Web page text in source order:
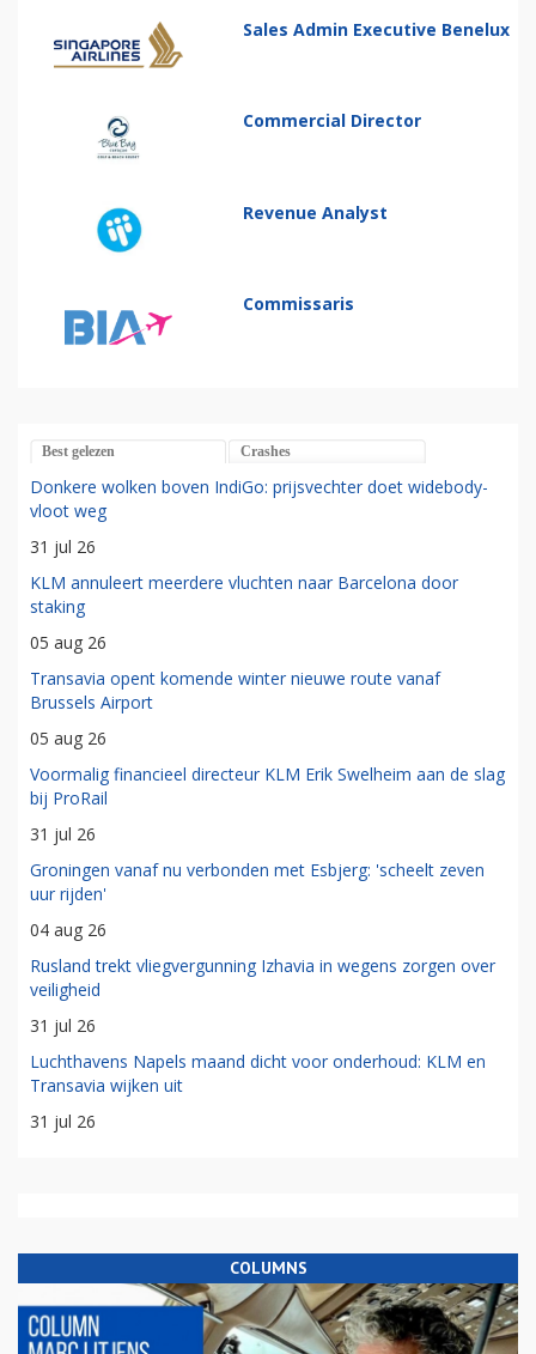
Sales Admin Executive Benelux
Commercial Director
Revenue Analyst
Commissaris
Best gelezen Crashes
Donkere wolken boven IndiGo: prijsvechter doet widebody-
vloot weg
31 jul 26
KLM annuleert meerdere vluchten naar Barcelona door
staking
05 aug 26
Transavia opent komende winter nieuwe route vanaf
Brussels Airport
05 aug 26
Voormalig financieel directeur KLM Erik Swelheim aan de slag
bij ProRail
31 jul 26
Groningen vanaf nu verbonden met Esbjerg: 'scheelt zeven
uur rijden'
04 aug 26
Rusland trekt vliegvergunning Izhavia in wegens zorgen over
veiligheid
31 jul 26
Luchthavens Napels maand dicht voor onderhoud: KLM en
Transavia wijken uit
31 jul 26
COLUMNS